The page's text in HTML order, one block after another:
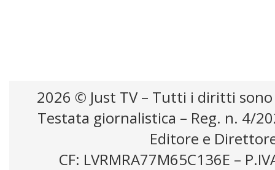
2026 © Just TV – Tutti i diritti
Testata giornalistica – Reg. n. 4/
Editore e
CF: LVRMRA77M65C136E –